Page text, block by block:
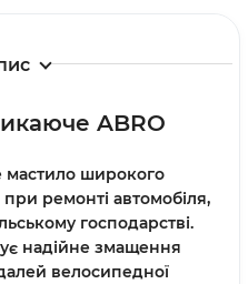
ABRO
мастило широкого
при ремонті автомобіля,
господарстві.
надійне змащення
велосипедної